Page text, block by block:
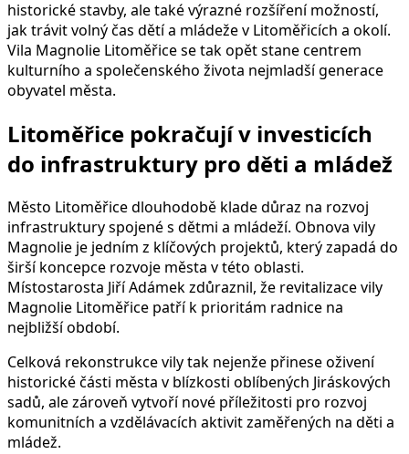
historické stavby, ale také výrazné rozšíření možností,
jak trávit volný čas dětí a mládeže v Litoměřicích a okolí.
Vila Magnolie Litoměřice se tak opět stane centrem
kulturního a společenského života nejmladší generace
obyvatel města.
Litoměřice pokračují v investicích
do infrastruktury pro děti a mládež
Město Litoměřice dlouhodobě klade důraz na rozvoj
infrastruktury spojené s dětmi a mládeží. Obnova vily
Magnolie je jedním z klíčových projektů, který zapadá do
širší koncepce rozvoje města v této oblasti.
Místostarosta Jiří Adámek zdůraznil, že revitalizace vily
Magnolie Litoměřice patří k prioritám radnice na
nejbližší období.
Celková rekonstrukce vily tak nejenže přinese oživení
historické části města v blízkosti oblíbených Jiráskových
sadů, ale zároveň vytvoří nové příležitosti pro rozvoj
komunitních a vzdělávacích aktivit zaměřených na děti a
mládež.